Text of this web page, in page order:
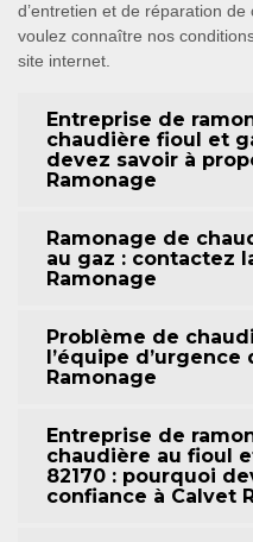
d’entretien et de réparation
voulez connaître nos
site internet.
Entreprise de
chaudière fioul et
devez savoir à
Ramonage
Ramonage de
au gaz : contactez
Ramonage
Problème de
l’équipe d’urgence
Ramonage
Entreprise de
chaudière au fioul
82170 : pourquoi
confiance à Calvet